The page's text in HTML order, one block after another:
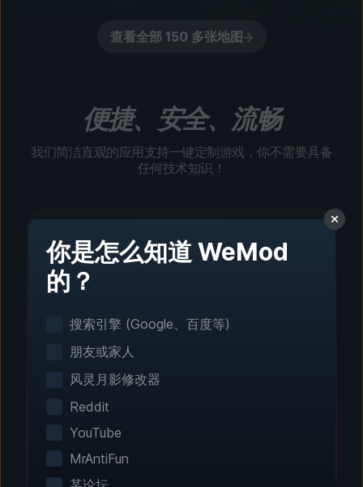
查看全部 150 多张地图
便捷、安全、流畅
我们简洁直观的应用支持一键定制游戏，你不需要具备
任何技术知识！
一键设置
智能游戏检测功能可自动识别你已安装的游戏。无
你是怎么知道 WeMod
的？
搜索引擎 (Google、百度等)
朋友或家人
风灵月影修改器
Reddit
YouTube
MrAntiFun